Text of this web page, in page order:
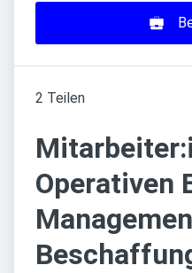
2 Teilen
Operativen